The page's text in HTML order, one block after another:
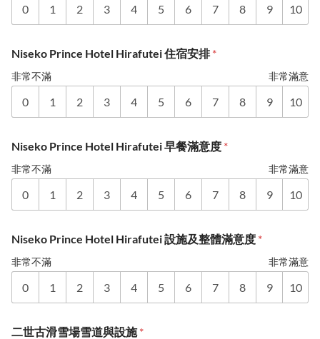
0 1 2 3 4 5 6 7 8 9 10
Niseko Prince Hotel Hirafutei 住宿安排*
非常不滿 非常滿意
0 1 2 3 4 5 6 7 8 9 10
Niseko Prince Hotel Hirafutei 早餐滿意度 *
非常不滿 非常滿意
0 1 2 3 4 5 6 7 8 9 10
Niseko Prince Hotel Hirafutei 設施及整體滿意度 *
非常不滿 非常滿意
0 1 2 3 4 5 6 7 8 9 10
二世古滑雪場雪道與設施*